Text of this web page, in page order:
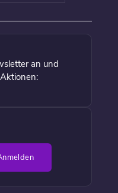
an und